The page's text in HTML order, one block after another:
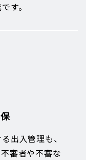
す。
出入管理も、
審者や不審な